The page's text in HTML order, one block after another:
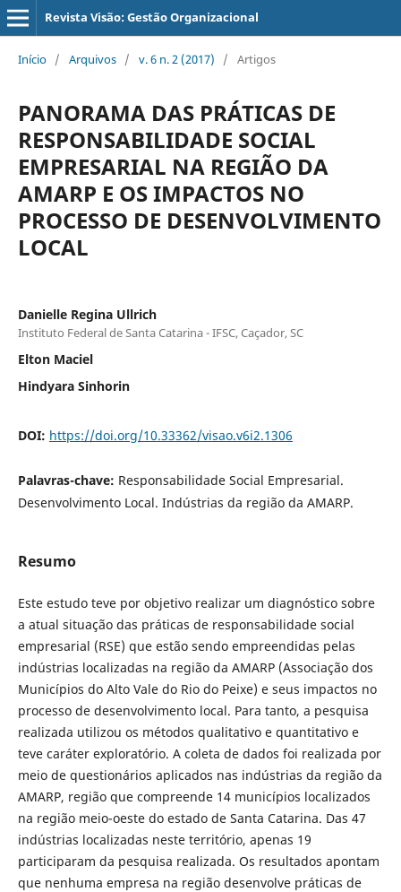
Revista Visão: Gestão Organizacional
Início / Arquivos / v. 6 n. 2 (2017) / Artigos
PANORAMA DAS PRÁTICAS DE
RESPONSABILIDADE SOCIAL
EMPRESARIAL NA REGIÃO DA
AMARP E OS IMPACTOS NO
PROCESSO DE DESENVOLVIMENTO
LOCAL
Danielle Regina Ullrich
Instituto Federal de Santa Catarina - IFSC, Caçador, SC
Elton Maciel
Hindyara Sinhorin
DOI: https://doi.org/10.33362/visao.v6i2.1306
Palavras-chave: Responsabilidade Social Empresarial.
Desenvolvimento Local. Indústrias da região da AMARP.
Resumo
Este estudo teve por objetivo realizar um diagnóstico sobre
a atual situação das práticas de responsabilidade social
empresarial (RSE) que estão sendo empreendidas pelas
indústrias localizadas na região da AMARP (Associação dos
Municípios do Alto Vale do Rio do Peixe) e seus impactos no
processo de desenvolvimento local. Para tanto, a pesquisa
realizada utilizou os métodos qualitativo e quantitativo e
teve caráter exploratório. A coleta de dados foi realizada por
meio de questionários aplicados nas indústrias da região da
AMARP, região que compreende 14 municípios localizados
na região meio-oeste do estado de Santa Catarina. Das 47
indústrias localizadas neste território, apenas 19
participaram da pesquisa realizada. Os resultados apontam
que nenhuma empresa na região desenvolve práticas de